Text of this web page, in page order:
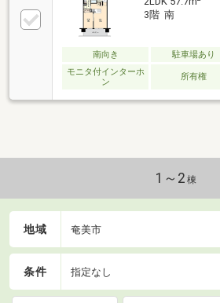
3階 南
南向き 駐車場あり
モニタ付インターホ
ン
所有権
1～2 棟
地域 奄美市
条件 指定なし